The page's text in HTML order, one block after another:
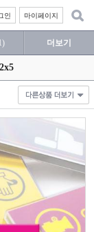
마이페이지
인
더보기